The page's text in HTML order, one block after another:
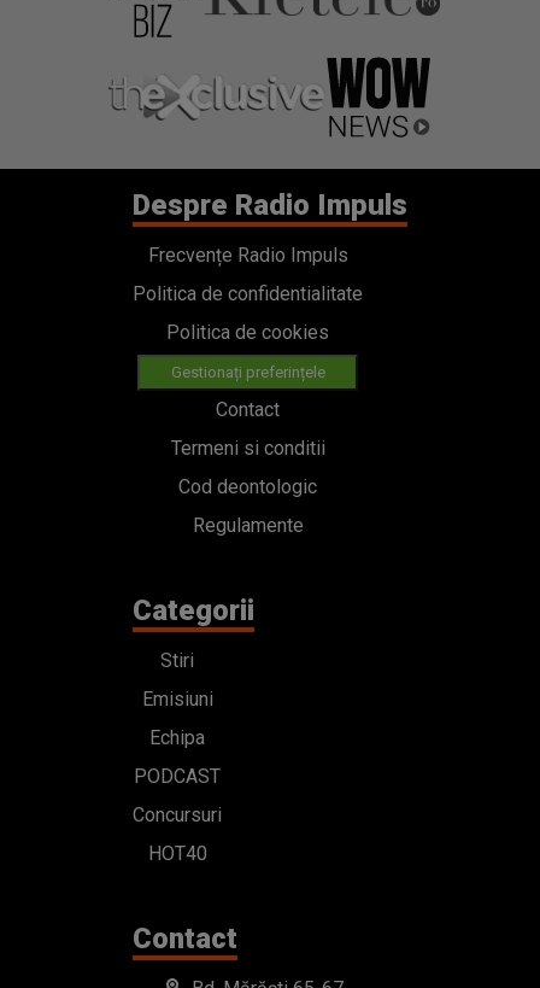
Despre Radio Impuls
Frecvențe Radio Impuls
Politica de confidentialitate
Politica de cookies
Gestionați preferințele
Contact
Termeni si conditii
Cod deontologic
Regulamente
Categorii
Stiri
Emisiuni
Echipa
PODCAST
Concursuri
HOT40
Contact